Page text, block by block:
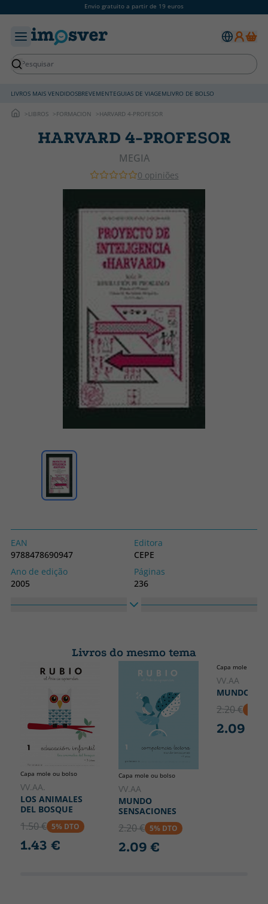
Envio gratuito a partir de 19 euros
LIVROS MAIS VENDIDOSBREVEMENTEGUIAS DE VIAGEMLIVRO DE BOLSO
LIBROS FORMACION HARVARD 4-PROFESOR
HARVARD 4-PROFESOR
MEGIA
0 opiniões
EAN
9788478690947
Editora
CEPE
Ano de edição
2005
Páginas
236
Idioma
Livros do mesmo tema
Capa mole ou bolso
VV.AA.
LOS ANIMALES
DEL BOSQUE
1.50 € 5% DTO
1.43 €
Capa mole ou bolso
VV.AA
MUNDO
SENSACIONES
2.20 € 5% DTO
2.09 €
Capa mole ou
VV.AA
MUNDO
2.20 €
2.09 €